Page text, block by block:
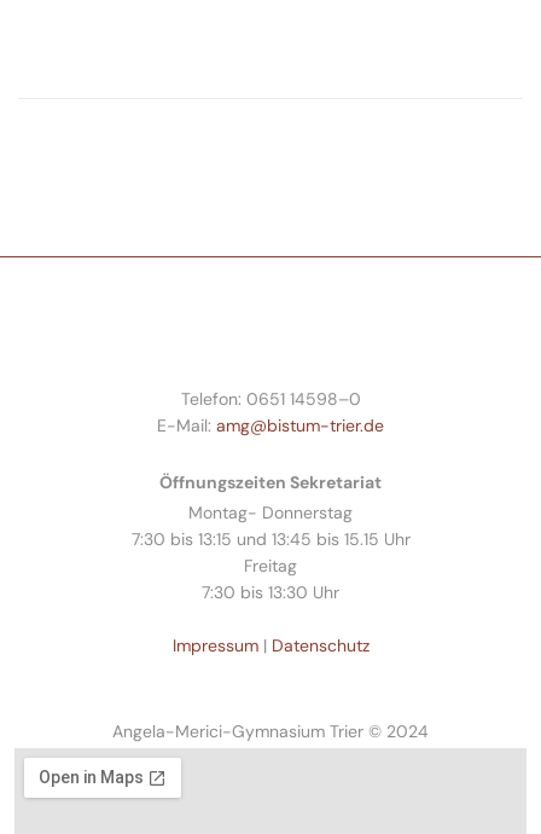
Telefon: 0651 14598–0
E-Mail: amg@bistum-trier.de
Öffnungszeiten Sekretariat
Montag- Donnerstag
7:30 bis 13:15 und 13:45 bis 15.15 Uhr
Freitag
7:30 bis 13:30 Uhr
Impressum| Datenschutz
Angela-Merici-Gymnasium Trier © 2024